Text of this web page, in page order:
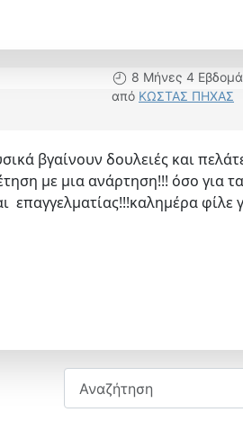
8 Μήνες 4
από ΚΩΣΤΑΣ ΠΗΧΑΣ
βγαίνουν δουλειές και
με μια ανάρτηση!!! όσο για
επαγγελματίας!!!καλημέρα φίλε